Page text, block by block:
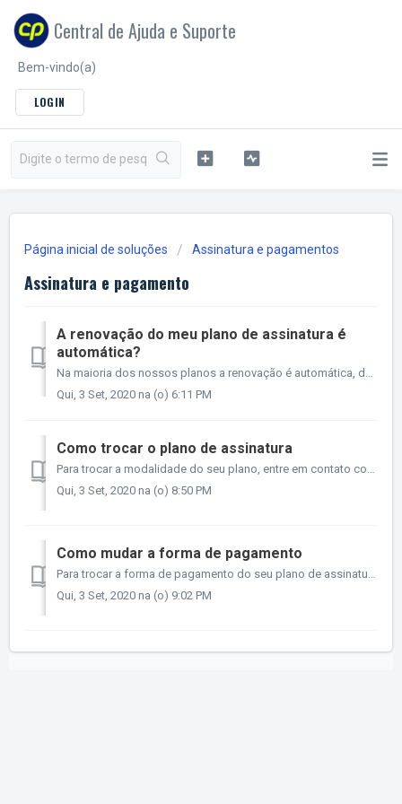
Central de Ajuda e Suporte
Bem-vindo(a)
LOGIN
Página inicial de soluções Assinatura e pagamentos
Assinatura e pagamento
A renovação do meu plano de assinatura é
automática?
Na maioria dos nossos planos a renovação é automática, desde que você não solicite o cancelamento antes da renovação. Para saber se sua renovação está a...
Qui, 3 Set, 2020 na (o) 6:11 PM
Como trocar o plano de assinatura
Para trocar a modalidade do seu plano, entre em contato conosco pelo e-mail que está nas opções de atendimento do Menu Ajuda/Atendimento do site ou aplicati...
Qui, 3 Set, 2020 na (o) 8:50 PM
Como mudar a forma de pagamento
Para trocar a forma de pagamento do seu plano de assinatura, entre em contato conosco pelo e-mail que está nas opções de atendimento do Menu Ajuda/Atendimen...
Qui, 3 Set, 2020 na (o) 9:02 PM